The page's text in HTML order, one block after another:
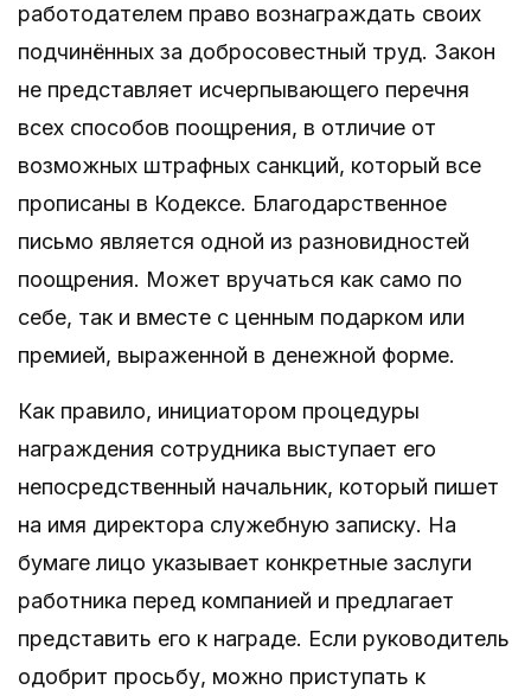
работодателем право вознаграждать своих
подчинённых за добросовестный труд. Закон
не представляет исчерпывающего перечня
всех способов поощрения, в отличие от
возможных штрафных санкций, который все
прописаны в Кодексе. Благодарственное
письмо является одной из разновидностей
поощрения. Может вручаться как само по
себе, так и вместе с ценным подарком или
премией, выраженной в денежной форме.
Как правило, инициатором процедуры
награждения сотрудника выступает его
непосредственный начальник, который пишет
на имя директора служебную записку. На
бумаге лицо указывает конкретные заслуги
работника перед компанией и предлагает
представить его к награде. Если руководитель
одобрит просьбу, можно приступать к